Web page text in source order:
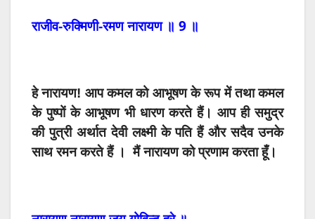
राजीव-रुक्मिणी-रमण नारायण ॥ 9 ॥
हे नारायण! आप कमल को आभूषण के रूप में तथा कमल
के पुष्पों के आभूषण भी धारण करते हैं। आप ही समुद्र
की पुत्री अर्थात देवी लक्ष्मी के पति हैं और सदैव उनके
साथ रमन करते हैं ।
मैं नारायण को प्रणाम करता हूँ।